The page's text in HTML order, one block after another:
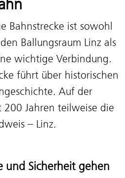
Bahnstrecke ist sowohl
Ballungsraum Linz als
wichtige Verbindung.
führt über historischen
Auf der
200 Jahren teilweise die
– Linz.
und Sicherheit gehen